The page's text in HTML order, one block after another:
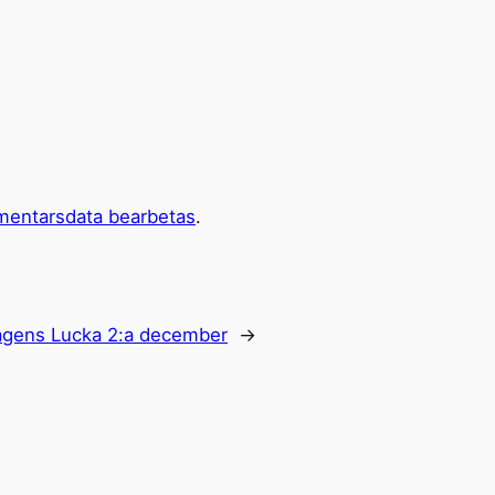
bearbetas.
Lucka 2:a december →